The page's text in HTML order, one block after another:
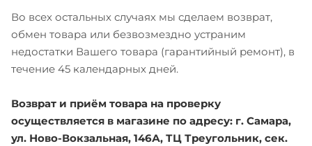
Во всех остальных случаях мы сделаем возврат,
обмен товара или безвозмездно устраним
недостатки Вашего товара (гарантийный ремонт), в
течение 45 календарных дней.
Возврат и приём товара на проверку
осуществляется в магазине по адресу: г. Самара,
ул. Ново-Вокзальная, 146А, ТЦ Треугольник, сек.